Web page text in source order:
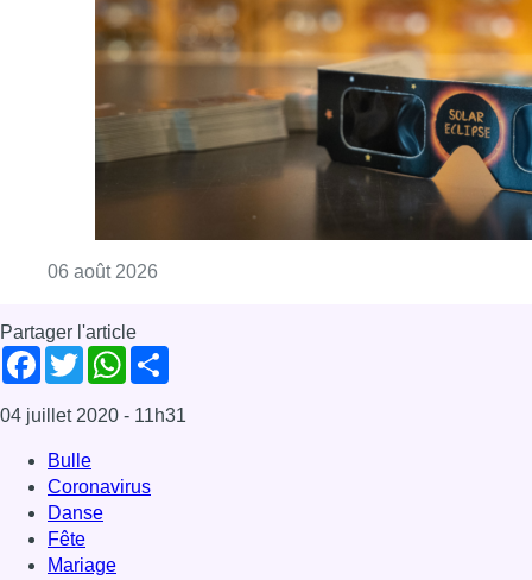
06 août 2026
Partager l'article
Facebook
TwitterWhatsApp
04 juillet 2020 - 11h31
Bulle
Coronavirus
Danse
Fête
Mariage